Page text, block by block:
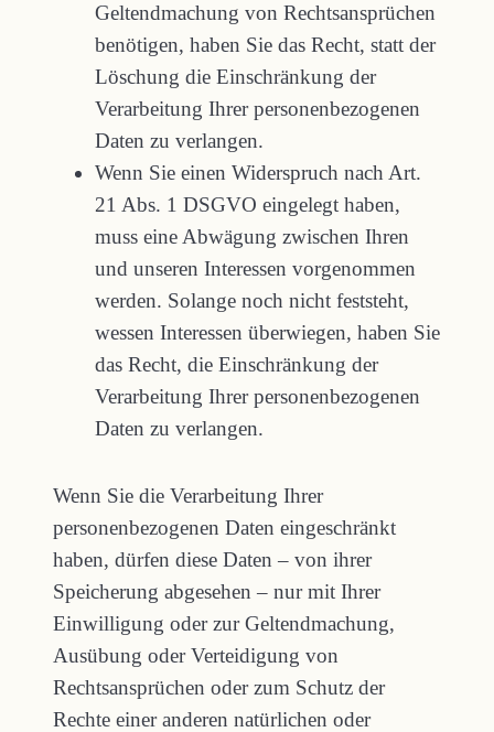
Geltendmachung von Rechtsansprüchen
benötigen, haben Sie das Recht, statt der
Löschung die Einschränkung der
Verarbeitung Ihrer personenbezogenen
Daten zu verlangen.
Wenn Sie einen Widerspruch nach Art.
21 Abs. 1 DSGVO eingelegt haben,
muss eine Abwägung zwischen Ihren
und unseren Interessen vorgenommen
werden. Solange noch nicht feststeht,
wessen Interessen überwiegen, haben Sie
das Recht, die Einschränkung der
Verarbeitung Ihrer personenbezogenen
Daten zu verlangen.
Wenn Sie die Verarbeitung Ihrer
personenbezogenen Daten eingeschränkt
haben, dürfen diese Daten – von ihrer
Speicherung abgesehen – nur mit Ihrer
Einwilligung oder zur Geltendmachung,
Ausübung oder Verteidigung von
Rechtsansprüchen oder zum Schutz der
Rechte einer anderen natürlichen oder